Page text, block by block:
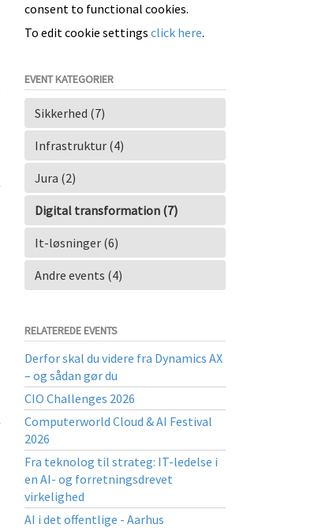
consent to functional cookies.
To edit cookie settings click here.
EVENT KATEGORIER
Sikkerhed (7)
Infrastruktur (4)
Jura (2)
Digital transformation (7)
It-løsninger (6)
Andre events (4)
RELATEREDE EVENTS
Derfor skal du videre fra Dynamics AX
– og sådan gør du
CIO Challenges 2026
Computerworld Cloud & AI Festival
2026
Fra teknolog til strateg: IT-ledelse i
en AI- og forretningsdrevet
virkelighed
AI i det offentlige - Aarhus